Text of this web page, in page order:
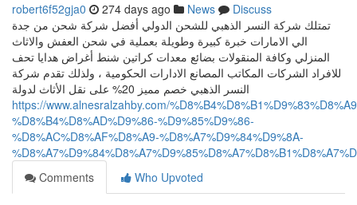
robert6f52gja0 274 days ago News
Discuss
تمتلك شركة النسر الذهبي للشحن الدولي أفضل شركة شحن من جدة
الي الامارات خبرة كبيرة وطويلة بعملية في شحن العفش والاثاث
المنزلي وكافة المنقولات بضائع معدات كراتين شنط أغراض هدايا تحف
للافراد الشركات المكاتب المصانع الادارات الحكومية ، ولذلك تقدم شركة
النسر الذهبي خصم مميز 20% على نقل الأثاث لدولة
https://www.alnesralzahby.com/
%D8%B4%D8%AD%D9%86-%D9%85%D9%86-
%D8%AC%D8%AF%D8%A9-%D8%A7%D9%84%D9%8A-
Comments
Who Upvoted